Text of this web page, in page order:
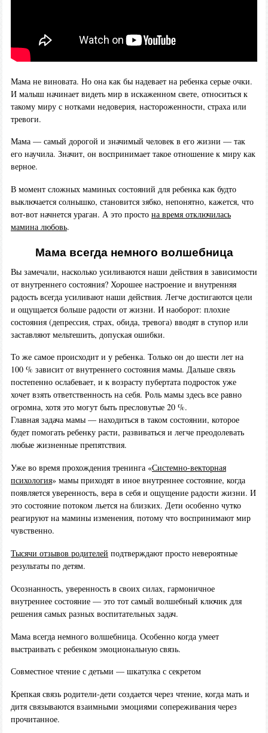
Мама не виновата. Но она как бы надевает на ребенка серые очки.
И малыш начинает видеть мир в искаженном свете, относиться к
такому миру с нотками недоверия, настороженности, страха или
тревоги.
Мама — самый дорогой и значимый человек в его жизни — так
его научила. Значит, он воспринимает такое отношение к миру как
верное.
В момент сложных маминых состояний для ребенка как будто
выключается солнышко, становится зябко, непонятно, кажется, что
вот-вот начнется ураган. А это просто на время отключилась
мамина любовь.
Мама всегда немного волшебница
Вы замечали, насколько усиливаются наши действия в зависимости
от внутреннего состояния? Хорошее настроение и внутренняя
радость всегда усиливают наши действия. Легче достигаются цели
и ощущается больше радости от жизни. И наоборот: плохие
состояния (депрессия, страх, обида, тревога) вводят в ступор или
заставляют мельтешить, допуская ошибки.
То же самое происходит и у ребенка. Только он до шести лет на
100 % зависит от внутреннего состояния мамы. Дальше связь
постепенно ослабевает, и к возрасту пубертата подросток уже
хочет взять ответственность на себя. Роль мамы здесь все равно
огромна, хотя это могут быть пресловутые 20 %.
Главная задача мамы — находиться в таком состоянии, которое
будет помогать ребенку расти, развиваться и легче преодолевать
любые жизненные препятствия.
Уже во время прохождения тренинга «Системно-векторная
психология» мамы приходят в иное внутреннее состояние, когда
появляется уверенность, вера в себя и ощущение радости жизни. И
это состояние потоком льется на близких. Дети особенно чутко
реагируют на мамины изменения, потому что воспринимают мир
чувственно.
Тысячи отзывов родителей подтверждают просто невероятные
результаты по детям.
Осознанность, уверенность в своих силах, гармоничное
внутреннее состояние — это тот самый волшебный ключик для
решения самых разных воспитательных задач.
Мама всегда немного волшебница. Особенно когда умеет
выстраивать с ребенком эмоциональную связь.
Совместное чтение с детьми — шкатулка с секретом
Крепкая связь родители-дети создается через чтение, когда мать и
дитя связываются взаимными эмоциями сопереживания через
прочитанное.